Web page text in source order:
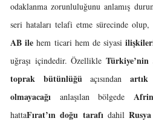
odaklanma zorunluluğunu anlamış
seri hataları telafi etme sürecinde
AB ilehem ticari hem de siyasi
uğraşı içindedir. ÖzellikleTürkiye’nin
toprak bütünlüğüaçısındanartık
olmayacağı anlaşılan bölgede
hattaFırat’ın doğu tarafıdahil